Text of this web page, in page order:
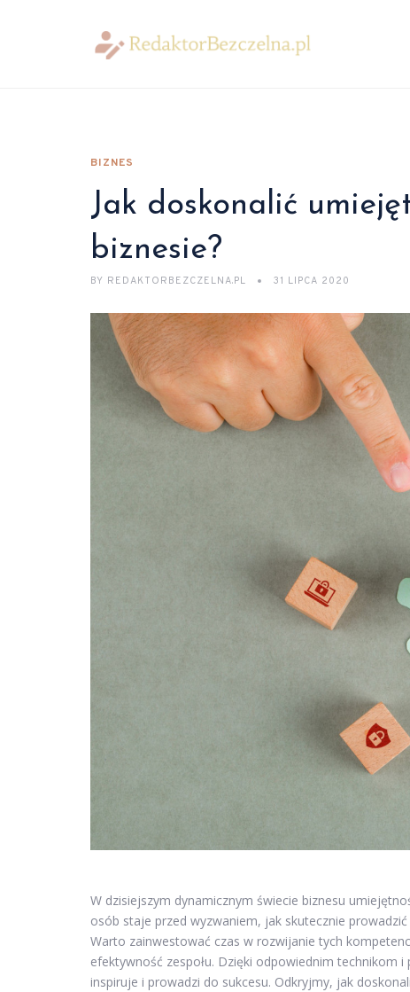
BIZNES
Jak doskonalić
biznesie?
BY REDAKTORBEZCZELNA.PL 31 LIPCA 2020
W dzisiejszym dynamicznym świecie biznesu
osób staje przed wyzwaniem, jak skutecznie
Warto zainwestować czas w rozwijanie tych
efektywność zespołu. Dzięki odpowiednim technikom
inspiruje i prowadzi do sukcesu. Odkryjmy, jak